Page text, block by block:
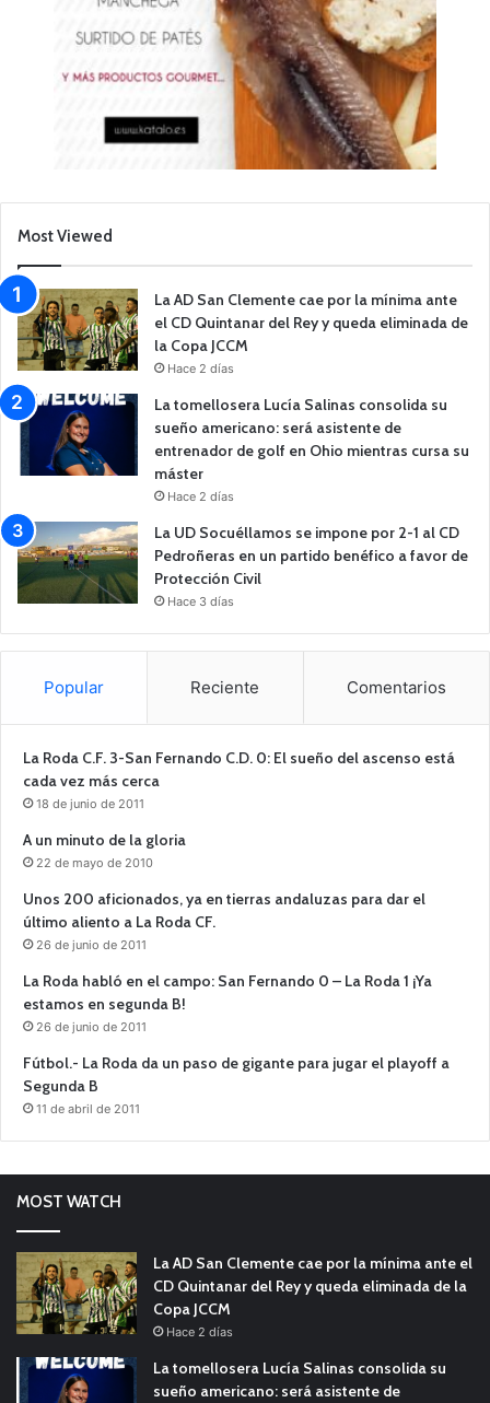
Most Viewed
La AD San Clemente cae por la mínima ante
el CD Quintanar del Rey y queda eliminada de
la Copa JCCM
Hace 2 días
La tomellosera Lucía Salinas consolida su
sueño americano: será asistente de
entrenador de golf en Ohio mientras cursa su
máster
Hace 2 días
La UD Socuéllamos se impone por 2-1 al CD
Pedroñeras en un partido benéfico a favor de
Protección Civil
Hace 3 días
Popular Reciente Comentarios
La Roda C.F. 3-San Fernando C.D. 0: El sueño del ascenso está
cada vez más cerca
18 de junio de 2011
A un minuto de la gloria
22 de mayo de 2010
Unos 200 aficionados, ya en tierras andaluzas para dar el
último aliento a La Roda CF.
26 de junio de 2011
La Roda habló en el campo: San Fernando 0 – La Roda 1 ¡Ya
estamos en segunda B!
26 de junio de 2011
Fútbol.- La Roda da un paso de gigante para jugar el playoff a
Segunda B
11 de abril de 2011
MOST WATCH
La AD San Clemente cae por la mínima ante el
CD Quintanar del Rey y queda eliminada de la
Copa JCCM
Hace 2 días
La tomellosera Lucía Salinas consolida su
sueño americano: será asistente de